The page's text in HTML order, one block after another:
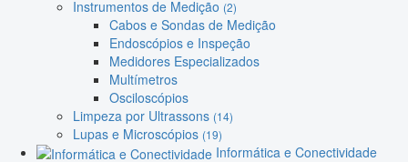
Instrumentos de Medição (2)
Cabos e Sondas de Medição
Endoscópios e Inspeção
Medidores Especializados
Multímetros
Osciloscópios
Limpeza por Ultrassons (14)
Lupas e Microscópios (19)
Informática e Conectividade